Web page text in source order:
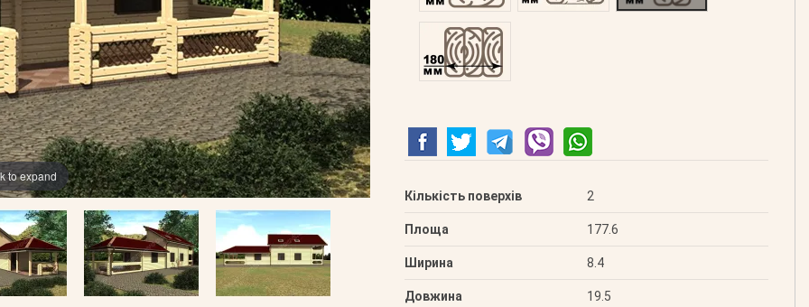
to expand
Клеєний 180
Кількість поверхів 2
Площа 177.6
Ширина 8.4
Довжина 19.5